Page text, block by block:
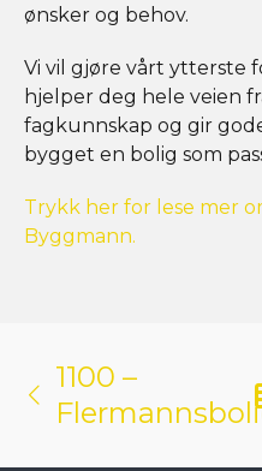
ønsker og behov.
Vi vil gjøre vårt ytterste
hjelper deg hele veien
fagkunnskap og gir
bygget en bolig som
Trykk her for lese mer
Byggmann.
1100 –